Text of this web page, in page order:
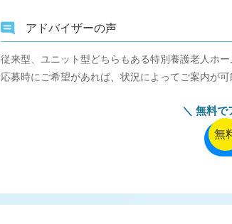
アドバイザーの声
従来型、ユニット型どちらもある特別養護老人ホー
応募時にご希望があれば、状況によってご案内が
無料で
無